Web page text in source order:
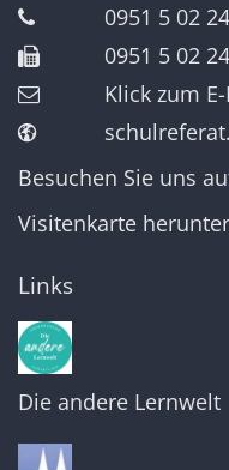
0951 5 02
0951 5 02
Klick zum
Besuchen Sie uns
Visitenkarte
Links
Die andere Lernwelt